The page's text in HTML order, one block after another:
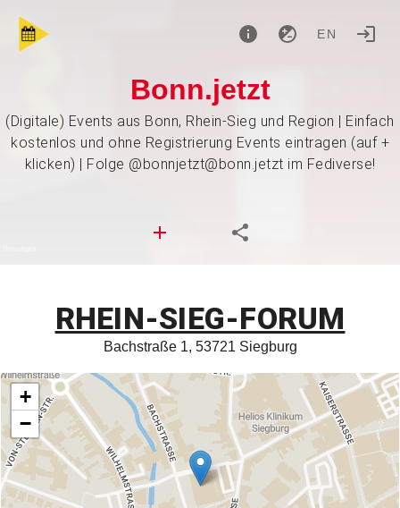
EN
Bonn.jetzt
(Digitale) Events aus Bonn, Rhein-Sieg und Region | Einfach
kostenlos und ohne Registrierung Events eintragen (auf +
klicken) | Folge @bonnjetzt@bonn.jetzt im Fediverse!
RHEIN-SIEG-FORUM
Bachstraße 1, 53721 Siegburg
+
−